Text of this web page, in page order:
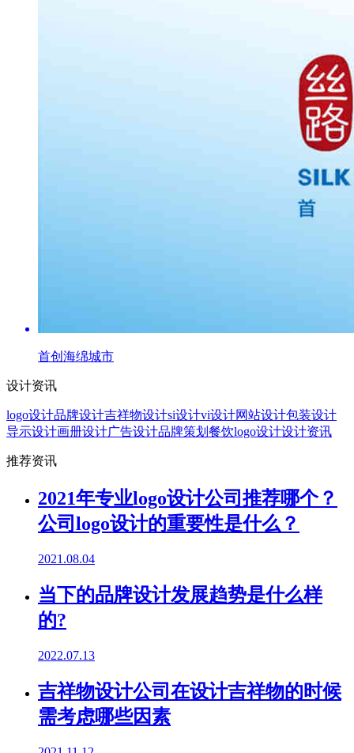
首创海绵城市
设计资讯
logo设计品牌设计吉祥物设计si设计vi设计网站设计包装设计
导示设计画册设计广告设计品牌策划 餐饮logo设计设计资讯
推荐资讯
2021年专业logo设计公司推荐哪个？
公司logo设计的重要性是什么？
2021.08.04
当下的品牌设计发展趋势是什么样
的?
2022.07.13
吉祥物设计公司在设计吉祥物的时候
需考虑哪些因素